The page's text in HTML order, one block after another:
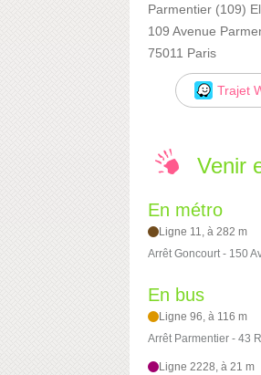
Parmentier (109)
109 Avenue
75011 Paris
Trajet
Venir
En métro
Ligne 11, à 282 m
Arrêt Goncourt - 150
En bus
Ligne 96, à 116 m
Arrêt Parmentier - 43
Ligne 2228, à 21 m